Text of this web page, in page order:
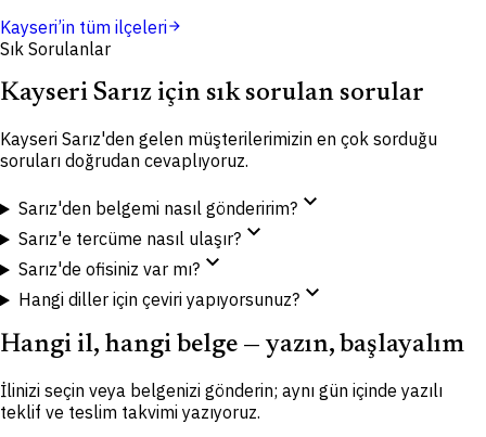
Kayseri’in tüm ilçeleriarrow_forward
Sık Sorulanlar
Kayseri Sarız için sık sorulan sorular
Kayseri Sarız'den gelen müşterilerimizin en çok sorduğu
soruları doğrudan cevaplıyoruz.
Sarız'den belgemi nasıl gönderirim?expand_more
Sarız'e tercüme nasıl ulaşır?expand_more
Sarız'de ofisiniz var mı?expand_more
Hangi diller için çeviri yapıyorsunuz?expand_more
Hangi il, hangi belge — yazın, başlayalım
İlinizi seçin veya belgenizi gönderin; aynı gün içinde yazılı
teklif ve teslim takvimi yazıyoruz.